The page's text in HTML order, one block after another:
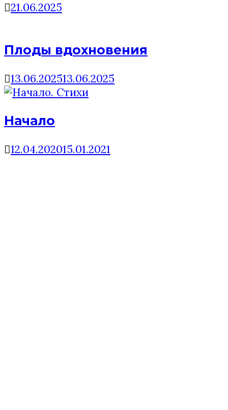
21.06.2025
Плоды вдохновения
13.06.202513.06.2025
Начало
12.04.202015.01.2021